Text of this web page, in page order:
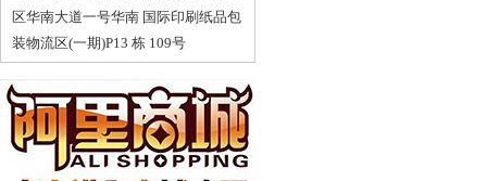
区华南大道一号华南 国际印刷纸品包
装物流区(一期)P13 栋 109号